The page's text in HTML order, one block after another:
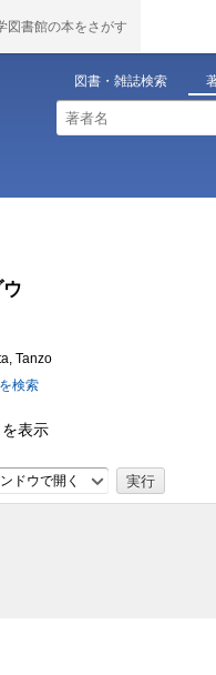
図書館の本をさがす
図書・雑誌検索
Tanzo
検索
表示
ドウで開く